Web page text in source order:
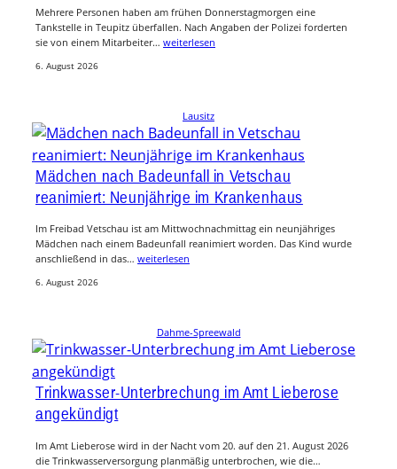
Mehrere Personen haben am frühen Donnerstagmorgen eine
Tankstelle in Teupitz überfallen. Nach Angaben der Polizei forderten
sie von einem Mitarbeiter… weiterlesen
6. August 2026
Lausitz
Mädchen nach Badeunfall in Vetschau
reanimiert: Neunjährige im Krankenhaus
Im Freibad Vetschau ist am Mittwochnachmittag ein neunjähriges
Mädchen nach einem Badeunfall reanimiert worden. Das Kind wurde
anschließend in das… weiterlesen
6. August 2026
Dahme-Spreewald
Trinkwasser-Unterbrechung im Amt Lieberose
angekündigt
Im Amt Lieberose wird in der Nacht vom 20. auf den 21. August 2026
die Trinkwasserversorgung planmäßig unterbrochen, wie die…